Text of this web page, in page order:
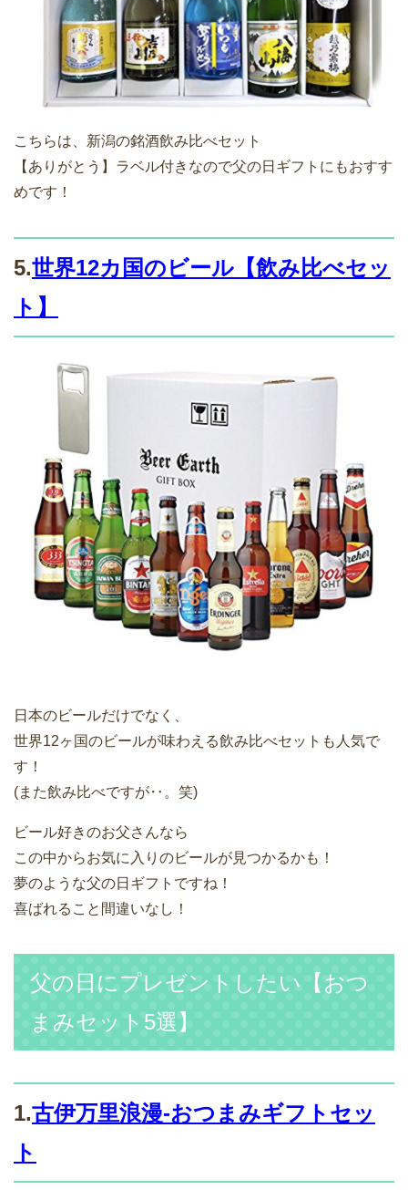
こちらは、新潟の銘酒飲み比べセット
【ありがとう】ラベル付きなので父の日ギフトにもおすす
めです！
5.世界12カ国のビール【飲み比べセッ
ト】
日本のビールだけでなく、
世界12ヶ国のビールが味わえる飲み比べセットも人気で
す！
(また飲み比べですが‥。笑)
ビール好きのお父さんなら
この中からお気に入りのビールが見つかるかも！
夢のような父の日ギフトですね！
喜ばれること間違いなし！
父の日にプレゼントしたい【おつ
まみセット5選】
1.古伊万里浪漫-おつまみギフトセッ
ト